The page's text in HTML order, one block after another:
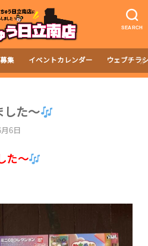
SEARCH
集 イベントカレンダー ウェブチラ
した〜
6日
た〜